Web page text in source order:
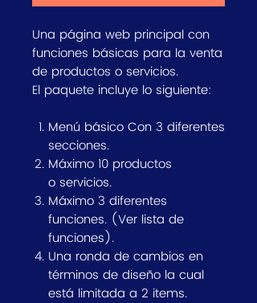
Una página web principal con
funciones básicas para la venta
de productos o servicios.
El paquete incluye lo siguiente:
Menú básico Con 3 diferentes
secciones.
Máximo 10 productos
o servicios.
Máximo 3 diferentes
funciones. (Ver lista de
funciones).
Una ronda de cambios en
términos de diseño la cual
está limitada a 2 items.